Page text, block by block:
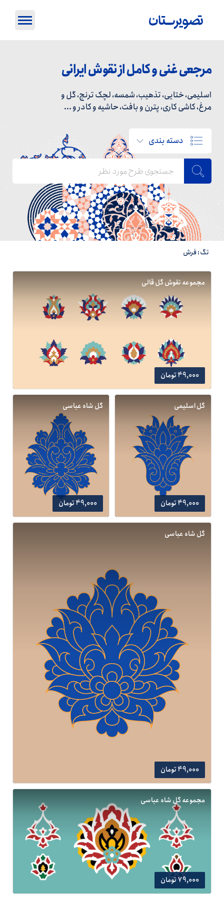
مرجعی غنی و کامل از نقوش ایرانی
اسلیمی، ختایی، تذهیب، شمسه، لچک ترنج، گل و
مرغ، کاشی کاری، پترن و بافت، حاشیه و کادر و ...
دسته بندی
تگ: فرش
مجموعه نقوش گل قالی
49,000 تومان
گل اسلیمی
49,000 تومان
گل شاه عباسی
49,000 تومان
گل شاه عباسی
49,000 تومان
مجموعه گل شاه عباسی
79,000 تومان